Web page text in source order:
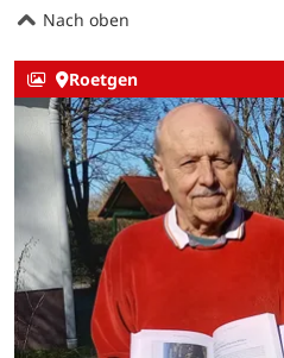
Nach oben
Roetgen